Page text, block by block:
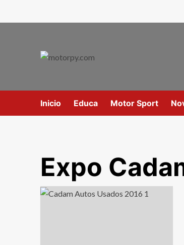
Inicio Educa Motor Sport
Expo